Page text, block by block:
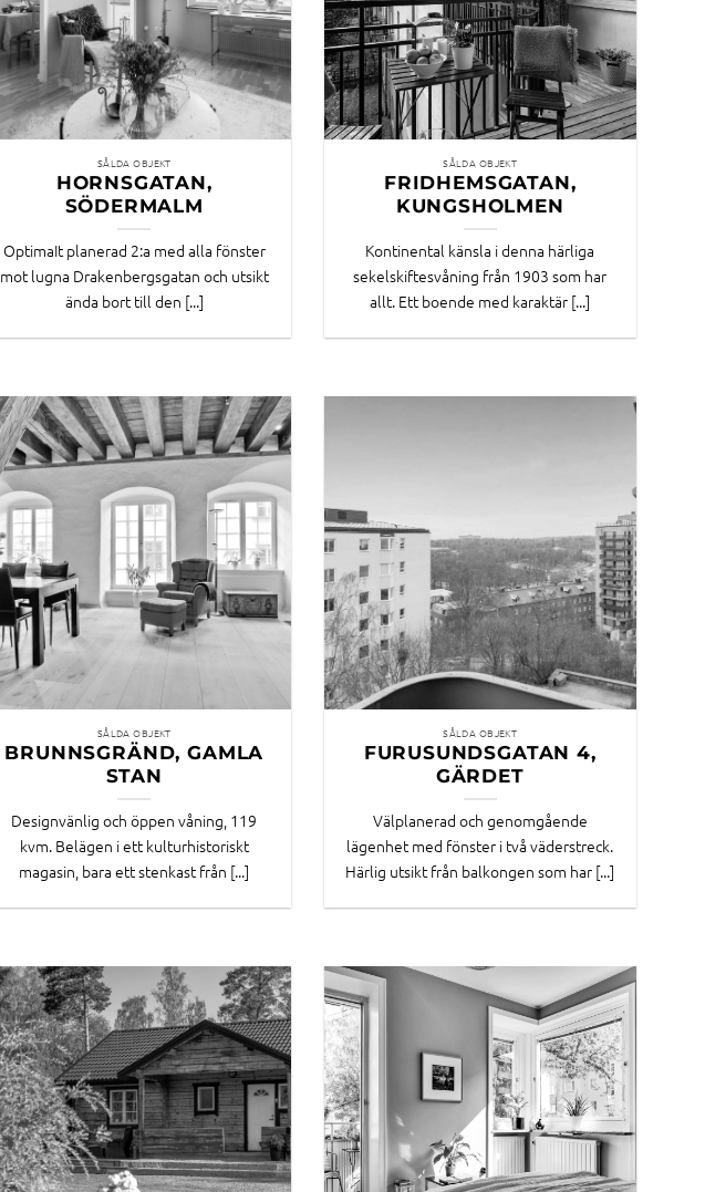
SÅLDA OBJEKT
HORNSGATAN,
SÖDERMALM
OptimaIt planerad 2:a med alla fönster
mot lugna Drakenbergsgatan och utsikt
ända bort till den [...]
SÅLDA OBJEKT
FRIDHEMSGATAN,
KUNGSHOLMEN
Kontinental känsla i denna härliga
sekelskiftesvåning från 1903 som har
allt. Ett boende med karaktär [...]
SÅLDA OBJEKT
BRUNNSGRÄND, GAMLA
STAN
Designvänlig och öppen våning, 119
kvm. Belägen i ett kulturhistoriskt
magasin, bara ett stenkast från [...]
SÅLDA OBJEKT
FURUSUNDSGATAN 4,
GÄRDET
Välplanerad och genomgående
lägenhet med fönster i två väderstreck.
Härlig utsikt från balkongen som har [...]